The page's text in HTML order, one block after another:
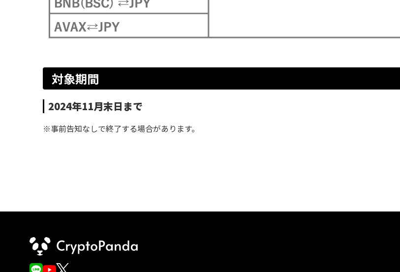
対象期間
2024年11月末日まで
※事前告知なしで終了する場合があります。